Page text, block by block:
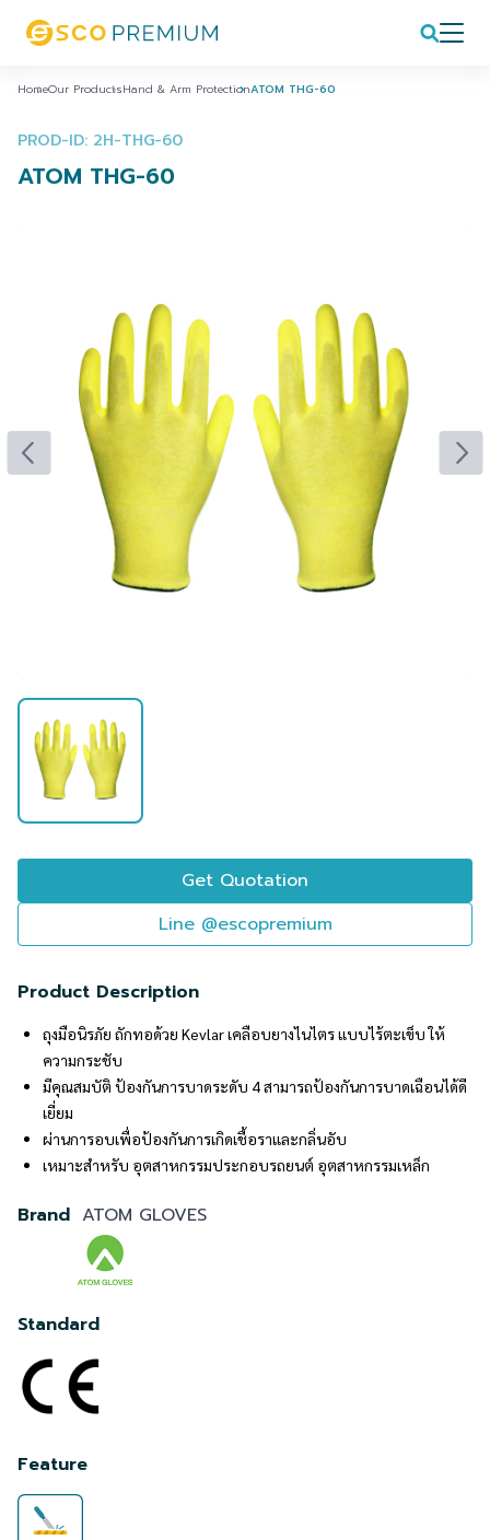
HomeOur ProductsHand & Arm ProtectionATOM THG-60
PROD-ID: 2H-THG-60
ATOM THG-60
Get Quotation
Line @escopremium
Product Description
ถุงมือนิรภัย ถักทอด้วย Kevlar เคลือบยางไนไตร แบบไร้ตะเข็บ ให้
ความกระชับ
มีคุณสมบัติ ป้องกันการบาดระดับ 4 สามารถป้องกันการบาดเฉือนได้ดี
เยี่ยม
ผ่านการอบเพื่อป้องกันการเกิดเชื้อราและกลิ่นอับ
เหมาะสำหรับ อุตสาหกรรมประกอบรถยนต์ อุตสาหกรรมเหล็ก
Brand ATOM GLOVES
Standard
Feature